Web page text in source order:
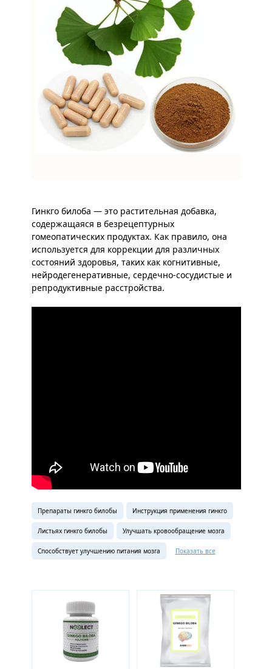
Гинкго билоба — это растительная добавка,
содержащаяся в безрецептурных
гомеопатических продуктах. Как правило, она
используется для коррекции для различных
состояний здоровья, таких как когнитивные,
нейродегенеративные, сердечно-сосудистые и
репродуктивные расстройства.
Препараты гинкго билобы Инструкция применения гинкго
Листьях гинкго билобы Улучшать кровообращение мозга
Способствует улучшению питания мозга Показать все